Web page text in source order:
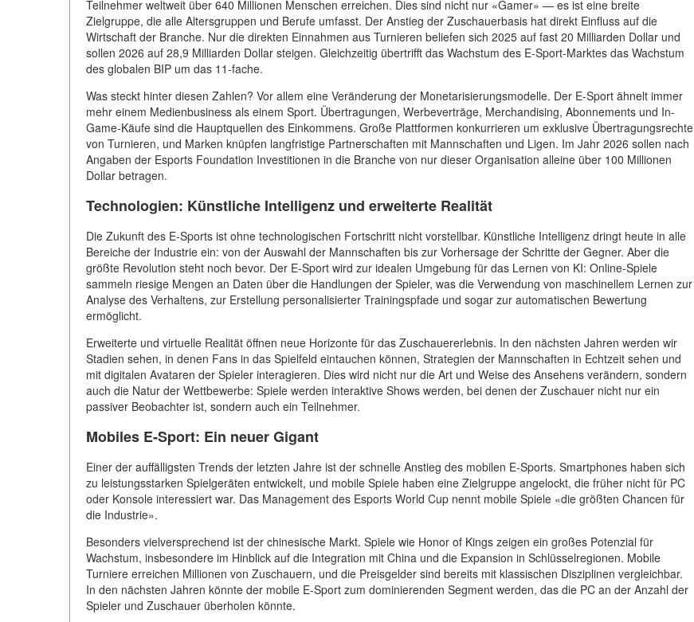
Teilnehmer weltweit über 640 Millionen Menschen erreichen. Dies sind nicht nur «Gamer» — es ist eine breite
Zielgruppe, die alle Altersgruppen und Berufe umfasst. Der Anstieg der Zuschauerbasis hat direkt Einfluss auf die
Wirtschaft der Branche. Nur die direkten Einnahmen aus Turnieren beliefen sich 2025 auf fast 20 Milliarden Dollar und
sollen 2026 auf 28,9 Milliarden Dollar steigen. Gleichzeitig übertrifft das Wachstum des E-Sport-Marktes das Wachstum
des globalen BIP um das 11-fache.
Was steckt hinter diesen Zahlen? Vor allem eine Veränderung der Monetarisierungsmodelle. Der E-Sport ähnelt immer
mehr einem Medienbusiness als einem Sport. Übertragungen, Werbeverträge, Merchandising, Abonnements und In-
Game-Käufe sind die Hauptquellen des Einkommens. Große Plattformen konkurrieren um exklusive Übertragungsrechte
von Turnieren, und Marken knüpfen langfristige Partnerschaften mit Mannschaften und Ligen. Im Jahr 2026 sollen nach
Angaben der Esports Foundation Investitionen in die Branche von nur dieser Organisation alleine über 100 Millionen
Dollar betragen.
Technologien: Künstliche Intelligenz und erweiterte Realität
Die Zukunft des E-Sports ist ohne technologischen Fortschritt nicht vorstellbar. Künstliche Intelligenz dringt heute in alle
Bereiche der Industrie ein: von der Auswahl der Mannschaften bis zur Vorhersage der Schritte der Gegner. Aber die
größte Revolution steht noch bevor. Der E-Sport wird zur idealen Umgebung für das Lernen von KI: Online-Spiele
sammeln riesige Mengen an Daten über die Handlungen der Spieler, was die Verwendung von maschinellem Lernen zur
Analyse des Verhaltens, zur Erstellung personalisierter Trainingspfade und sogar zur automatischen Bewertung
ermöglicht.
Erweiterte und virtuelle Realität öffnen neue Horizonte für das Zuschauererlebnis. In den nächsten Jahren werden wir
Stadien sehen, in denen Fans in das Spielfeld eintauchen können, Strategien der Mannschaften in Echtzeit sehen und
mit digitalen Avataren der Spieler interagieren. Dies wird nicht nur die Art und Weise des Ansehens verändern, sondern
auch die Natur der Wettbewerbe: Spiele werden interaktive Shows werden, bei denen der Zuschauer nicht nur ein
passiver Beobachter ist, sondern auch ein Teilnehmer.
Mobiles E-Sport: Ein neuer Gigant
Einer der auffälligsten Trends der letzten Jahre ist der schnelle Anstieg des mobilen E-Sports. Smartphones haben sich
zu leistungsstarken Spielgeräten entwickelt, und mobile Spiele haben eine Zielgruppe angelockt, die früher nicht für PC
oder Konsole interessiert war. Das Management des Esports World Cup nennt mobile Spiele «die größten Chancen für
die Industrie».
Besonders vielversprechend ist der chinesische Markt. Spiele wie Honor of Kings zeigen ein großes Potenzial für
Wachstum, insbesondere im Hinblick auf die Integration mit China und die Expansion in Schlüsselregionen. Mobile
Turniere erreichen Millionen von Zuschauern, und die Preisgelder sind bereits mit klassischen Disziplinen vergleichbar.
In den nächsten Jahren könnte der mobile E-Sport zum dominierenden Segment werden, das die PC an der Anzahl der
Spieler und Zuschauer überholen könnte.